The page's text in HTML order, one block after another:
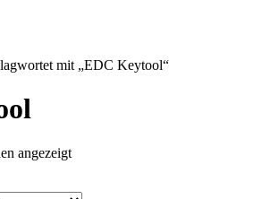
mit „EDC Keytool“
angezeigtNach